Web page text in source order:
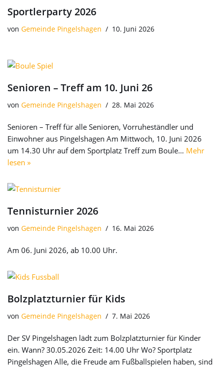
Sportlerparty 2026
von Gemeinde Pingelshagen 10. Juni 2026
Senioren – Treff am 10. Juni 26
von Gemeinde Pingelshagen 28. Mai 2026
Senioren – Treff für alle Senioren, Vorruheständler und
Einwohner aus Pingelshagen Am Mittwoch, 10. Juni 2026
um 14.30 Uhr auf dem Sportplatz Treff zum Boule… Mehr
lesen »
Tennisturnier 2026
von Gemeinde Pingelshagen 16. Mai 2026
Am 06. Juni 2026, ab 10.00 Uhr.
Bolzplatzturnier für Kids
von Gemeinde Pingelshagen 7. Mai 2026
Der SV Pingelshagen lädt zum Bolzplatzturnier für Kinder
ein. Wann? 30.05.2026 Zeit: 14.00 Uhr Wo? Sportplatz
Pingelshagen Alle, die Freude am Fußballspielen haben, sind